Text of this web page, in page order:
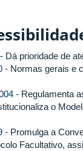
- Dá prioridade de
- Normas gerais e
- Regulamenta
o
- Promulga a
Facultativo,